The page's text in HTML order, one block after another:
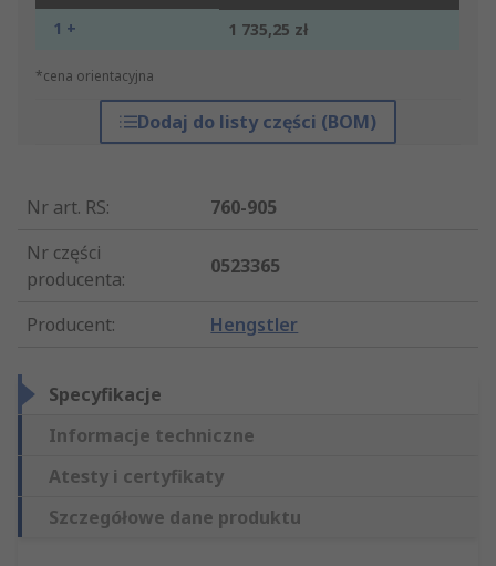
1 + 1 735,25 zł
*cena orientacyjna
Dodaj do listy części (BOM)
Nr art. RS:
760-905
Nr części
producenta:
0523365
Producent: Hengstler
Specyfikacje
Informacje techniczne
Atesty i certyfikaty
Szczegółowe dane produktu